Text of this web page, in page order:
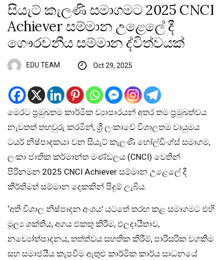
සියැට් කැලණි සමාගමට 2025 CNCI
Achiever සම්මාන උළෙලේ දී
ගෞරවනීය සම්මාන ද්විත්වයක්
EDU TEAM Oct 29, 2025
මෙරට ප්‍රමුඛතම කාර්මික ව්‍යාපාරයන් අතර තම ප්‍රමුඛත්වය
නැවතත් තහවුරු කරමින්, ශ්‍රී ලංකාවේ විශාලතම වායුමය
ටයර් නිෂ්පාදකයා වන සියැට් කැලණි හෝල්ඩිංග්ස් සමාගම,
ලංකා ජාතික කර්මාන්ත මණ්ඩලය (CNCI) වෙතින්
පිරිනමන 2025 CNCI Achiever සම්මාන උළෙලේ දී
කීර්තිමත් සම්මාන දෙකකින් පිදුම් ලැබීය.
‘අති විශාල නිෂ්පාදන අංශය’ යටතේ තරඟ කළ සමාගමට එහි
මූල්‍ය ශක්තිය, අගය එකතු කිරීම, ඵලදායීතාව,
නව්‍යෝත්පාදනය, තත්ත්වය සහතික කිරීම්, පාරිසරික වගකීම
සහ සමාජයීය කැපවීම ඇතුළු කාර්මික කාර්ය සාධනයේ